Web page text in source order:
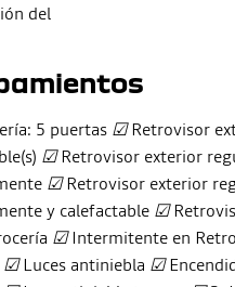
del
5 puertas ☑Retrovisor
☑Retrovisor exterior
☑Retrovisor exterior
y calefactable ☑
☑Intermitente en
☑Luces antiniebla ☑